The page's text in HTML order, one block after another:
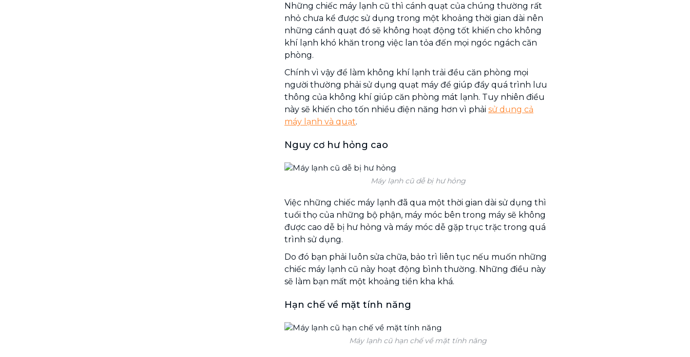
Những chiếc máy lạnh cũ thì cánh quạt của chúng thường rất
nhỏ chưa kể được sử dụng trong một khoảng thời gian dài nên
những cánh quạt đó sẽ không hoạt động tốt khiến cho không
khí lạnh khó khăn trong việc lan tỏa đến mọi ngóc ngách căn
phòng.
Chính vì vậy để làm không khí lạnh trải đều căn phòng mọi
người thường phải sử dụng quạt máy để giúp đẩy quá trình lưu
thông của không khí giúp căn phòng mát lạnh. Tuy nhiên điều
này sẽ khiến cho tốn nhiều điện năng hơn vì phải sử dụng cả
máy lạnh và quạt.
Nguy cơ hư hỏng cao
Máy lạnh cũ dễ bị hư hỏng
Việc những chiếc máy lạnh đã qua một thời gian dài sử dụng thì
tuổi thọ của những bộ phận, máy móc bên trong máy sẽ không
được cao dễ bị hư hỏng và máy móc dễ gặp trục trặc trong quá
trình sử dụng.
Do đó bạn phải luôn sửa chữa, bảo trì liên tục nếu muốn những
chiếc máy lạnh cũ này hoạt động bình thường. Những điều này
sẽ làm bạn mất một khoảng tiền kha khá.
Hạn chế về mặt tính năng
Máy lạnh cũ hạn chế về mặt tính năng